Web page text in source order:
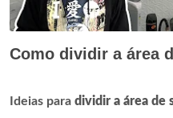
Como dividir a área
Ideias para dividir a área de